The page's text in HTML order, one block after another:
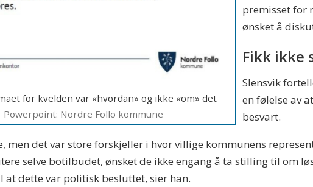
for kvelden var «hvordan» og ikke «om» det
Powerpoint: Nordre Follo kommune
premisset for
ønsket å
Fikk ikke
Slensvik
en følelse av
besvart.
men det var store forskjeller i hvor villige kommunens
selve botilbudet, ønsket de ikke engang å ta stilling til om
at dette var politisk besluttet, sier han.